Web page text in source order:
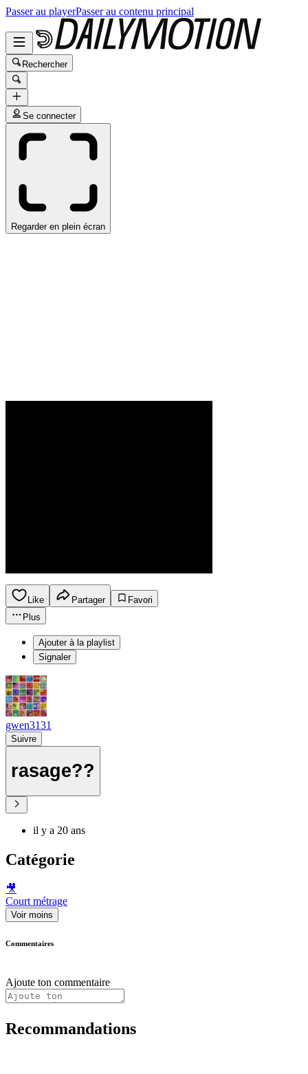
Passer au playerPasser au contenu principal
Rechercher
Se connecter
Regarder en plein écran
Like Partager
Favori
Plus
Ajouter à la playlist
Signaler
gwen3131
Suivre
rasage??
il y a 20 ans
Catégorie
🎥
Court métrage
Voir moins
Commentaires
Ajoute ton commentaire
Recommandations